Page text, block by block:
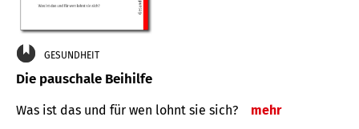
GESUNDHEIT
Die pauschale Beihilfe
Was ist das und für wen lohnt sie sich? mehr